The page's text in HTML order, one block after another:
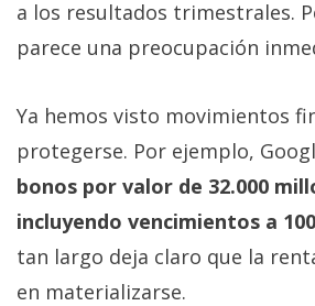
a los resultados trimestrales.
parece una preocupación
Ya hemos visto movimientos
protegerse. Por ejemplo,
bonos por valor de 32.000
incluyendo vencimientos a
tan largo deja claro que la
en materializarse.